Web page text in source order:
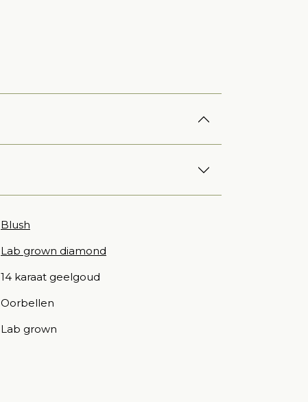
Blush
Lab grown diamond
14 karaat geelgoud
Oorbellen
Lab grown